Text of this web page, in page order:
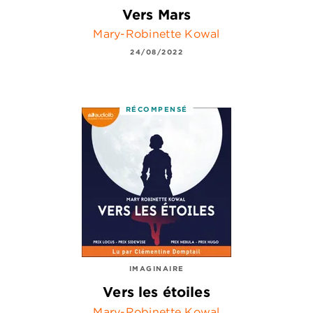
Vers Mars
Mary-Robinette Kowal
24/08/2022
RÉCOMPENSÉ
IMAGINAIRE
Vers les étoiles